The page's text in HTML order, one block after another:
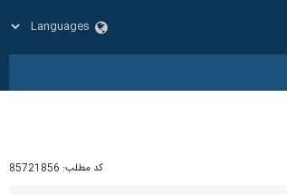
کد مطلب: 85721856